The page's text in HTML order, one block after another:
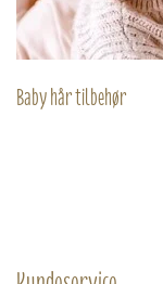
Baby hår tilbehør